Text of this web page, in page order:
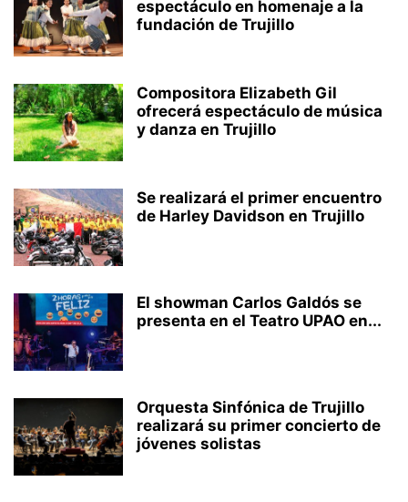
espectáculo en homenaje a la
fundación de Trujillo
Compositora Elizabeth Gil
ofrecerá espectáculo de música
y danza en Trujillo
Se realizará el primer encuentro
de Harley Davidson en Trujillo
El showman Carlos Galdós se
presenta en el Teatro UPAO en...
Orquesta Sinfónica de Trujillo
realizará su primer concierto de
jóvenes solistas